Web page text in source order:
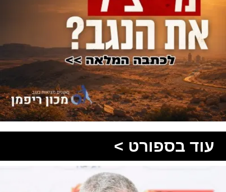
עוד בספורט >